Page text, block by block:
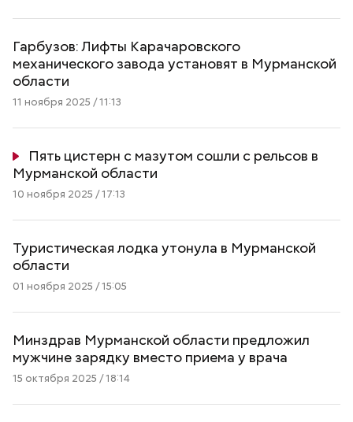
Гарбузов: Лифты Карачаровского
механического завода установят в Мурманской
области
11 ноября 2025 / 11:13
Пять цистерн с мазутом сошли с рельсов в
Мурманской области
10 ноября 2025 / 17:13
Туристическая лодка утонула в Мурманской
области
01 ноября 2025 / 15:05
Минздрав Мурманской области предложил
мужчине зарядку вместо приема у врача
15 октября 2025 / 18:14